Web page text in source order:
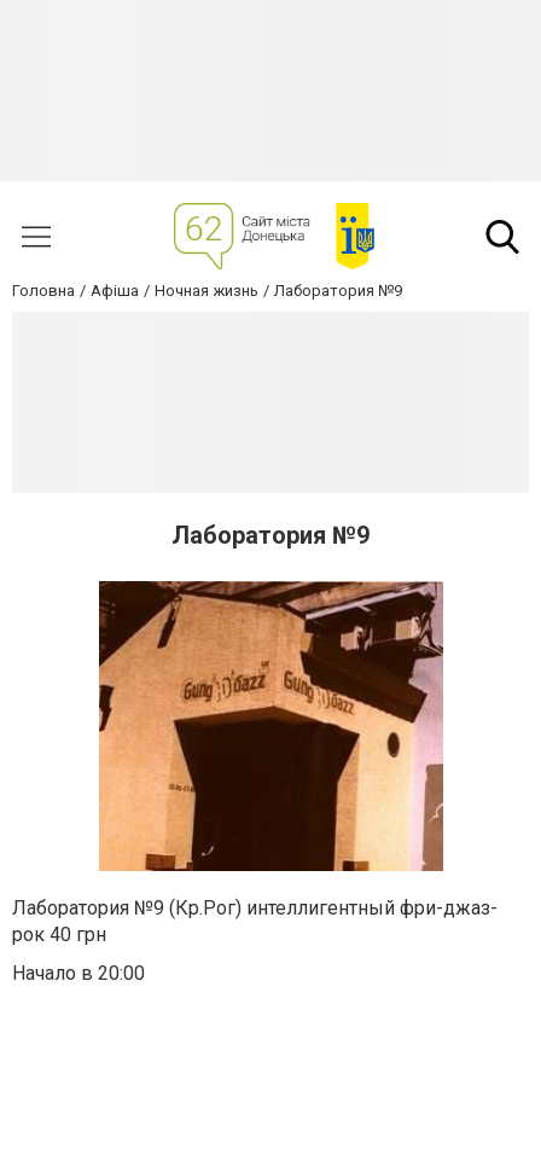
Головна Афіша Ночная жизнь Лаборатория №9
Лаборатория №9
Лаборатория №9 (Кр.Рог) интеллигентный фри-джаз-
рок 40 грн
Начало в 20:00